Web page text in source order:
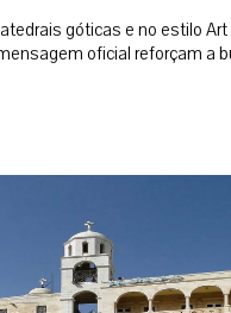
góticas e no estilo Art
oficial reforçam a